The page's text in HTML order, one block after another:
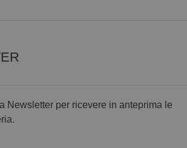
Newsletter per ricevere in anteprima le